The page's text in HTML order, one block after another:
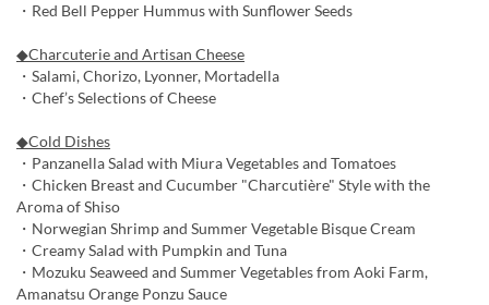
・Red Bell Pepper Hummus with Sunflower Seeds
◆Charcuterie and Artisan Cheese
・Salami, Chorizo, Lyonner, Mortadella
・Chef’s Selections of Cheese
◆Cold Dishes
・Panzanella Salad with Miura Vegetables and Tomatoes
・Chicken Breast and Cucumber "Charcutière" Style with the
Aroma of Shiso
・Norwegian Shrimp and Summer Vegetable Bisque Cream
・Creamy Salad with Pumpkin and Tuna
・Mozuku Seaweed and Summer Vegetables from Aoki Farm,
Amanatsu Orange Ponzu Sauce